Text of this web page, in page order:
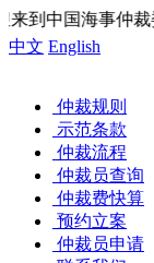
今天是
中文 English
仲裁规则
示范条款
仲裁流程
仲裁员查询
仲裁费快算
预约立案
仲裁员申请